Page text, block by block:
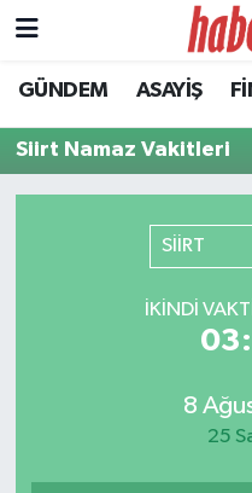
GÜNDEM ASAYİŞ
Siirt Namaz Vakitleri
SİİRT
İKINDI
8
25
Tire Nöbetçi
Tire Hava Durumu
Tüm Manşetler
Son Dakika